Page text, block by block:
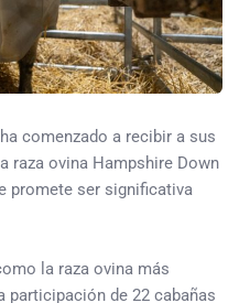
comenzado a recibir a sus
raza ovina Hampshire Down
promete ser significativa
la raza ovina más
participación de 22 cabañas